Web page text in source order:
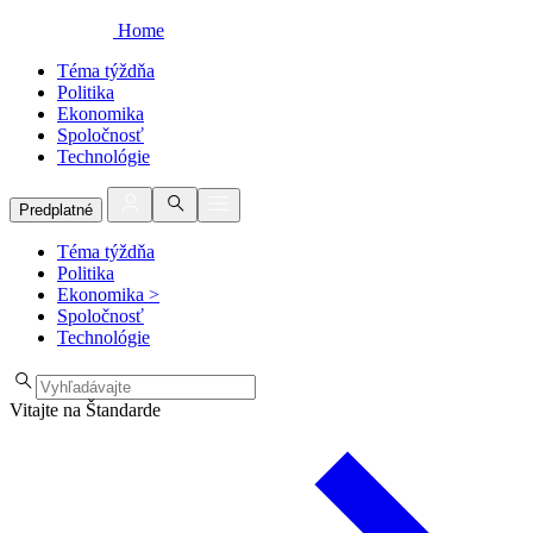
Home
Téma týždňa
Politika
Ekonomika
Spoločnosť
Technológie
Predplatné
Téma týždňa
Politika
Ekonomika >
Spoločnosť
Technológie
Vitajte na Štandarde